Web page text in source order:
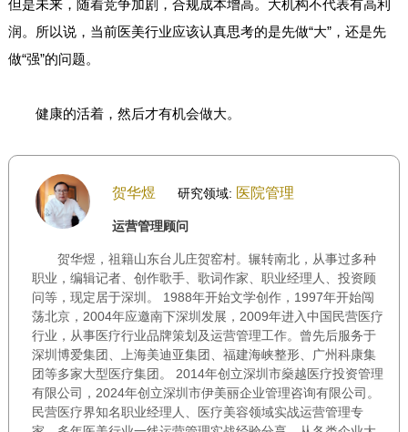
但是未来，随着竞争加剧，合规成本增高。大机构不代表有高利
润。所以说，当前医美行业应该认真思考的是先做“大”，还是先
做“强”的问题。
健康的活着，然后才有机会做大。
贺华煜 研究领域: 医院管理
运营管理顾问
贺华煜，祖籍山东台儿庄贺窑村。辗转南北，从事过多种
职业，编辑记者、创作歌手、歌词作家、职业经理人、投资顾
问等，现定居于深圳。 1988年开始文学创作，1997年开始闯
荡北京，2004年应邀南下深圳发展，2009年进入中国民营医疗
行业，从事医疗行业品牌策划及运营管理工作。曾先后服务于
深圳博爱集团、上海美迪亚集团、福建海峡整形、广州科康集
团等多家大型医疗集团。 2014年创立深圳市燊越医疗投资管理
有限公司，2024年创立深圳市伊美丽企业管理咨询有限公司。
民营医疗界知名职业经理人、医疗美容领域实战运营管理专